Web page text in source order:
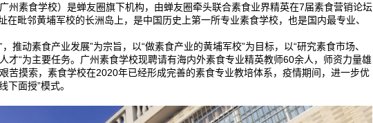
州素食学校）是蝉友圈旗下机构，由蝉友圈牵头联合素食业界精英在7届素食营销论坛
在毗邻黄埔军校的长洲岛上，是中国历史上第一所专业素食学校，也是国内最专业、
推动素食产业发展”为宗旨，以“做素食产业的黄埔军校”为目标，以“研究素食市场、
才“为主要任务。广州素食学校现聘请有海内外素食专业精英教师60余人，师资力量雄
苦摸索，素食学校在2020年已经形成完善的素食专业教培体系，疫情期间，进一步优
下面授”模式。